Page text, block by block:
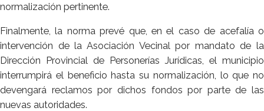
normalización pertinente.
Finalmente, la norma prevé que, en el caso de acefalía o
intervención de la Asociación Vecinal por mandato de la
Dirección Provincial de Personerías Jurídicas, el municipio
interrumpirá el beneficio hasta su normalización, lo que no
devengará reclamos por dichos fondos por parte de las
nuevas autoridades.